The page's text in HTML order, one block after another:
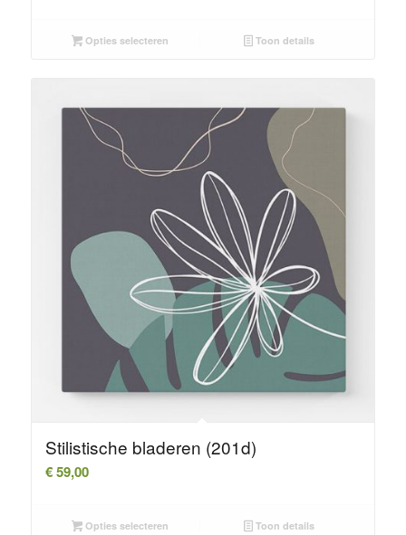
Opties selecteren Toon details
Stilistische bladeren (201d)
€59,00
Opties selecteren Toon details